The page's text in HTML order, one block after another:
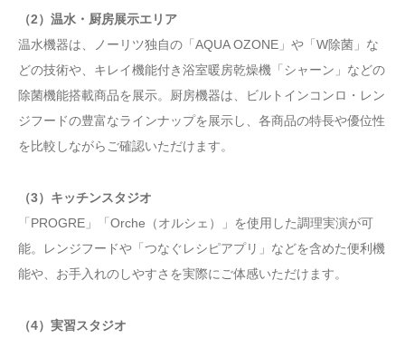
（2）温水・厨房展示エリア
温水機器は、ノーリツ独自の「AQUA OZONE」や「W除菌」な
どの技術や、キレイ機能付き浴室暖房乾燥機「シャーン」などの
除菌機能搭載商品を展示。厨房機器は、ビルトインコンロ・レン
ジフードの豊富なラインナップを展示し、各商品の特長や優位性
を比較しながらご確認いただけます。
（3）キッチンスタジオ
「PROGRE」「Orche（オルシェ）」を使用した調理実演が可
能。レンジフードや「つなぐレシピアプリ」などを含めた便利機
能や、お手入れのしやすさを実際にご体感いただけます。
（4）実習スタジオ